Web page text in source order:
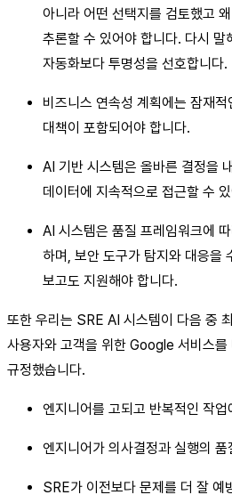
아니라 어떤 선택지를 검토했고
추론할 수 있어야 합니다. 다시 말
자동화보다 투명성을 선호합니다.
비즈니스 연속성 계획에는 잠재
대책이 포함되어야 합니다.
AI 기반 시스템은 올바른 결정을
데이터에 지속적으로 접근할 수
AI 시스템은 품질 프레임워크에
하며, 보안 도구가 탐지와 대응을
보고도 지원해야 합니다.
또한 우리는 SRE AI 시스템이 다음 중
사용자와 고객을 위한 Google 서비스를
규정했습니다.
엔지니어를 고되고 반복적인 작
엔지니어가 의사결정과 실행의
SRE가 이전보다 문제를 더 잘 예